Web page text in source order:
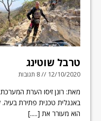
טרבל שוטינג
12/10/2020 // 8 תגובות
מאת: רונן זיסו הערת
באנגלית טכנית פתירת
הוא מעורר את [.....]